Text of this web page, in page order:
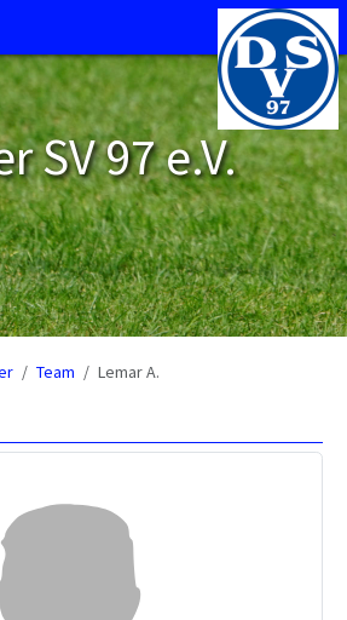
SV 97 e.V.
Team Lemar A.